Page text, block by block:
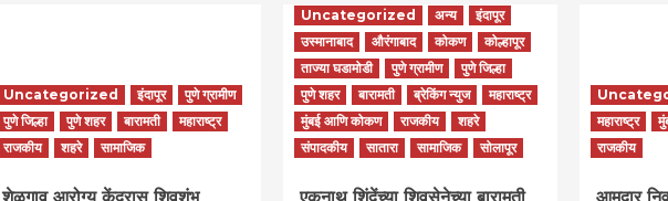
Uncategorized इंदापूर
पुणे ग्रामीण
पुणे जिल्हा
पुणे शहर बारामती
महाराष्ट्र
राजकीय
शहरे सामाजिक
Uncategorized अन्य
इंदापूर
उस्मानाबाद
औरंगाबाद कोकण
कोल्हापूर
ताज्या घडामोडी
पुणे ग्रामीण
पुणे जिल्हा
पुणे शहर
बारामती ब्रेकिंग न्युज
महाराष्ट्र
मुंबई आणि कोकण
राजकीय
शहरे
संपादकीय
सातारा सामाजिक सोलापूर
महाराष्ट्र
राजकीय